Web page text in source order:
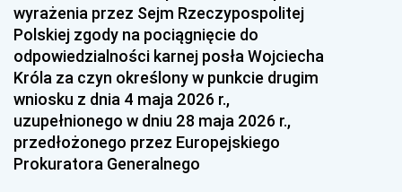
1990 1989
1987 1986 1985
1984 1983
1981 1980 1979
1978 1977
wyrażenia przez Sejm Rzeczypospolitej
Polskiej zgody na pociągnięcie do
odpowiedzialności karnej posła Wojciecha
Króla za czyn określony w punkcie drugim
wniosku z dnia 4 maja 2026 r.,
uzupełnionego w dniu 28 maja 2026 r.,
przedłożonego przez Europejskiego
Prokuratora Generalnego